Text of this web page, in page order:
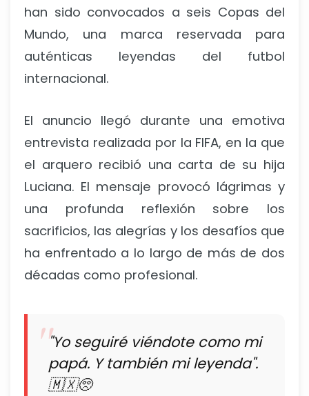
han sido convocados a seis Copas del
Mundo, una marca reservada para
auténticas leyendas del futbol
internacional.
El anuncio llegó durante una emotiva
entrevista realizada por la FIFA, en la que
el arquero recibió una carta de su hija
Luciana. El mensaje provocó lágrimas y
una profunda reflexión sobre los
sacrificios, las alegrías y los desafíos que
ha enfrentado a lo largo de más de dos
décadas como profesional.
"Yo seguiré viéndote como mi
papá. Y también mi leyenda".
🇲🇽🥺